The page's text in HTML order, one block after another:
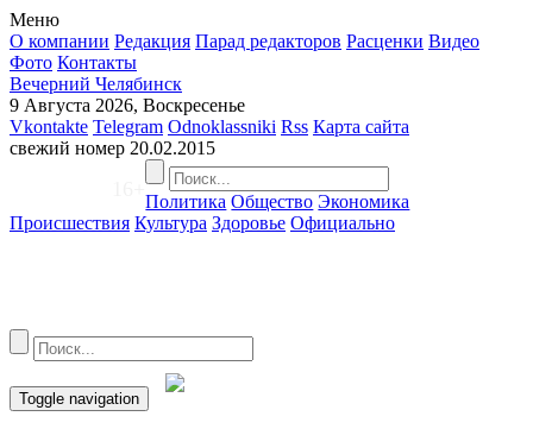
Меню
О компании Редакция Парад редакторов Расценки Видео
Фото Контакты
Вечерний Челябинск
9 Августа 2026, Воскресенье
Vkontakte Telegram Odnoklassniki Rss Карта сайта
свежий номер 20.02.2015
16+
Политика Общество Экономика
Происшествия Культура Здоровье Официально
Toggle navigation